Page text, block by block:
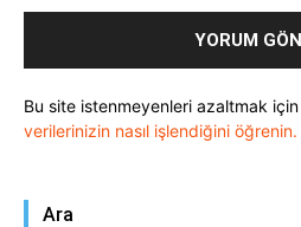
Bu site istenmeyenleri azaltmak için
verilerinizin nasıl işlendiğini öğrenin.
Ara